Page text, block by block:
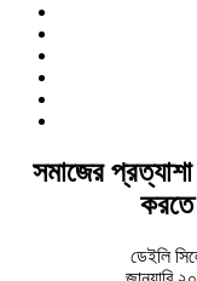
সমাজের
ডেইলি